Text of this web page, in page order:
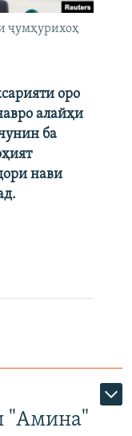
ҷумҳурихоҳ
оро
алайҳи
ба
нави
"Амина"